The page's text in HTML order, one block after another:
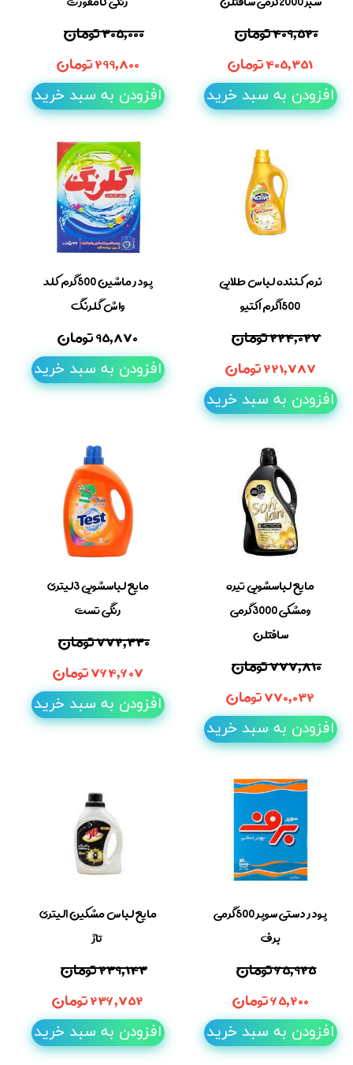
۴۰۹,۵۲۰ تومان
۴۰۵,۳۵۱ تومان
افزودن به سبد خرید
۳۰۵,۰۰۰ تومان
۲۹۹,۸۰۰ تومان
افزودن به سبد خرید
نرم کننده لباس طلایی
1500گرم اکتیو
۲۲۴,۰۲۷ تومان
۲۲۱,۷۸۷ تومان
افزودن به سبد خرید
پودر ماشین 500گرم کلد
واش گلرنگ
۹۵,۸۷۰ تومان
افزودن به سبد خرید
مایع لباسشویی تیره
ومشکی 3000گرمی
سافتلن
۷۷۷,۸۱۰ تومان
۷۷۰,۰۳۲ تومان
افزودن به سبد خرید
مایع لباسشویی 3لیتری
رنگی تست
۷۷۲,۳۳۰ تومان
۷۶۴,۶۰۷ تومان
افزودن به سبد خرید
پودر دستی سوپر 500گرمی
برف
۶۵,۹۲۵ تومان
۶۵,۲۰۰ تومان
افزودن به سبد خرید
مایع لباس مشکین 1لیتری
تاژ
۲۳۹,۱۴۳ تومان
۲۳۶,۷۵۲ تومان
افزودن به سبد خرید